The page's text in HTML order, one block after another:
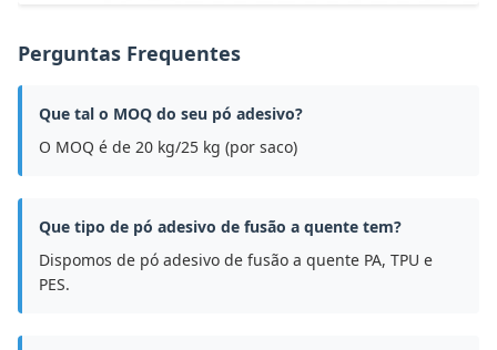
Perguntas Frequentes
Que tal o MOQ do seu pó adesivo?
O MOQ é de 20 kg/25 kg (por saco)
Que tipo de pó adesivo de fusão a quente tem?
Dispomos de pó adesivo de fusão a quente PA, TPU e
PES.